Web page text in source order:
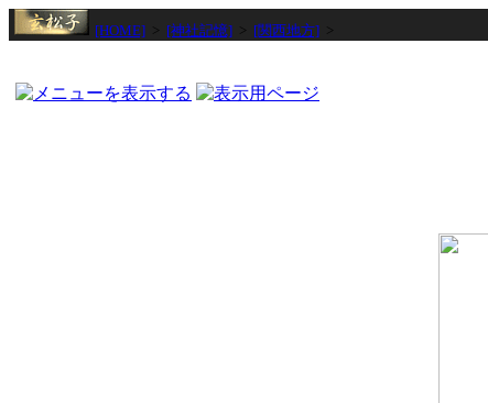
[HOME] [神社記憶] [関西地方]